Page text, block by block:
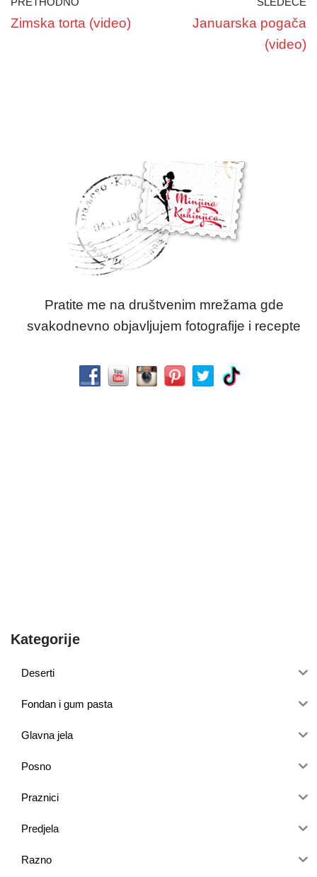
Zimska torta (video)
Januarska pogača
(video)
Pratite me na društvenim mrežama gde
svakodnevno objavljujem fotografije i recepte
Kategorije
Deserti
Fondan i gum pasta
Glavna jela
Posno
Praznici
Predjela
Razno